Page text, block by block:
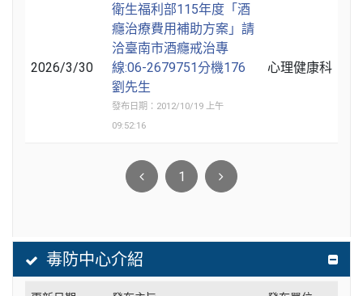
2026/3/30
衛生福利部115年度「酒
癮治療費用補助方案」請
洽臺南市酒癮戒治專
線:06-2679751分機176
劉先生
發布日期：2012/10/19 上午
09:52:16
心理健康科
1
毒防中心介紹